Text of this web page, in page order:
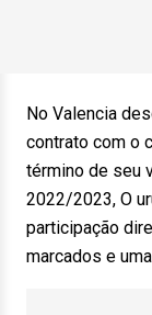
No Valencia
contrato com o
término de seu
2022/2023, O
participação
marcados e